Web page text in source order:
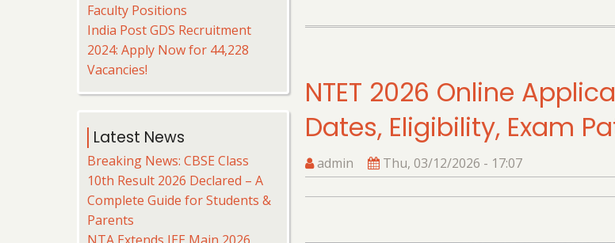
NTET 2026 Online
Dates, Eligibility, Exam
admin Thu, 03/12/2026 - 17:07
Faculty Positions
India Post GDS Recruitment
2024: Apply Now for 44,228
Vacancies!
Latest News
Breaking News: CBSE Class
10th Result 2026 Declared – A
Complete Guide for Students &
Parents